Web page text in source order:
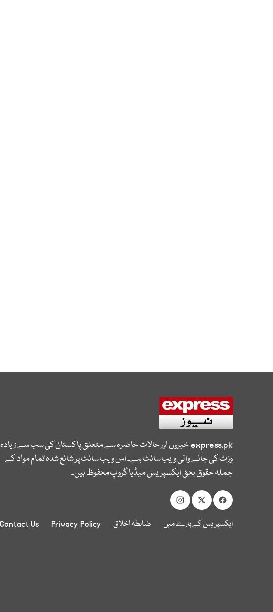
express.pkخبروں اور حالات حاضرہ سے متعلق پاکستان کی سب سے زیادہ
وزٹ کی جانے والی ویب سائٹ ہے۔ اس ویب سائٹ پر شائع شدہ تمام مواد کے
جملہ حقوق بحق ایکسپریس میڈیا گروپ محفوظ ہیں۔
ایکسپریس کے بارے میں ضابطہ اخلاق Privacy Policy
Contact Us